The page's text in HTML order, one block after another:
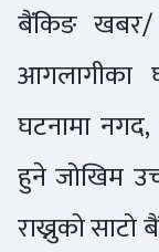
बैंकिङ खबर/
आगलागीका
घटनामा
हुने जोखिम
राख्नुको साटो